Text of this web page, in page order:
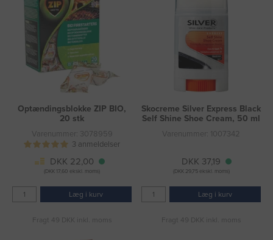
Optændingsblokke ZIP BIO,
20 stk
Varenummer: 3078959
3 anmeldelser
DKK 22,00
(DKK 17,60 ekskl. moms)
Læg i kurv
Fragt 49 DKK inkl. moms
Skocreme Silver Express Black
Self Shine Shoe Cream, 50 ml
Varenummer: 1007342
DKK 37,19
(DKK 29,75 ekskl. moms)
Læg i kurv
Fragt 49 DKK inkl. moms